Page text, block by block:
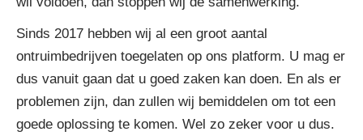
Sinds 2017 hebben wij al een groot aantal
ontruimbedrijven toegelaten op ons platform. U mag er
dus vanuit gaan dat u goed zaken kan doen. En als er
problemen zijn, dan zullen wij bemiddelen om tot een
goede oplossing te komen. Wel zo zeker voor u dus.